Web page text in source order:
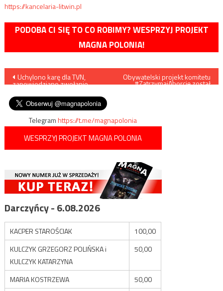
https://kancelaria-litwin.pl
PODOBA CI SIĘ TO CO ROBIMY? WESPRZYJ PROJEKT
MAGNA POLONIA!
Nawigacja
wpisu
Uchylono karę dla TVN,
zapowiedziano zwołanie
Obywatelski projekt komitetu
#ZatrzymajAborcję został
Telegramhttps://t.me/magnapolonia
WESPRZYJ PROJEKT MAGNA POLONIA
Darczyńcy - 6.08.2026
KACPER STAROŚCIAK
100,00
KULCZYK GRZEGORZ POLIŃSKA i
KULCZYK KATARZYNA
50,00
MARIA KOSTRZEWA 50,00